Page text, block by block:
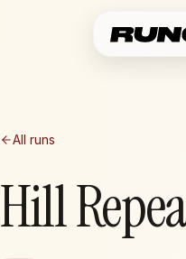
All runs
Hill